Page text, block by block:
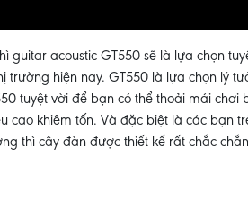
acoustic GT550 sẽ là lựa chọn
hiện nay. GT550 là lựa chọn lý
tuyệt vời để bạn có thể thoải mái
khiêm tốn. Và đặc biệt là các bạn
thì cây đàn được thiết kế rất chắc